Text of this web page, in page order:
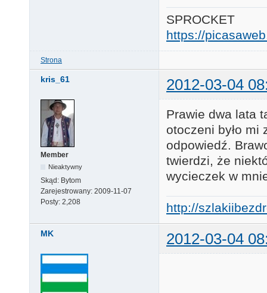
SPROCKET
https://
Strona
kris_61 2012-03-04
Member
Nieaktywny
Skąd: Bytom
Zarejestrowany: 2009-11-07
Posty: 2,208
Prawie dwa lata
otoczeni było mi
odpowiedź.
twierdzi, że
wycieczek w
http://
MK 2012-03-04